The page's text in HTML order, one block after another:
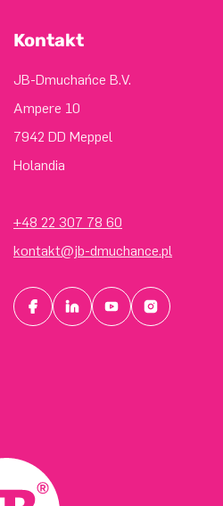
Kontakt
JB-Dmuchańce B.V.
Ampere 10
7942 DD Meppel
Holandia
+48 22 307 78 60
kontakt@jb-dmuchance.pl